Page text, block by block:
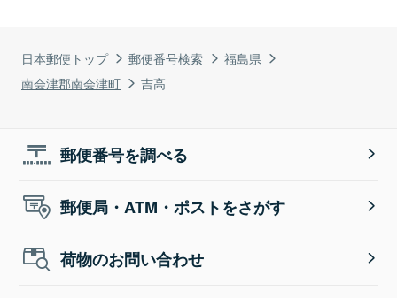
日本郵便トップ 郵便番号検索
福島県
南会津郡南会津町
吉高
郵便番号を調べる
郵便局・ATM・ポストをさがす
荷物のお問い合わせ